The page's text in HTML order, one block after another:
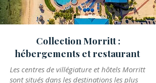
Collection Morritt :
hébergements et restaurant
Les centres de villégiature et hôtels Morritt
sont situés dans les destinations les plus